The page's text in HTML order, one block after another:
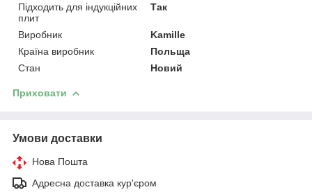
Підходить для індукційних
плит
Так
Виробник
Kamille
Країна виробник
Польща
Стан
Новий
Приховати
Умови доставки
Нова Пошта
Адресна доставка кур'єром